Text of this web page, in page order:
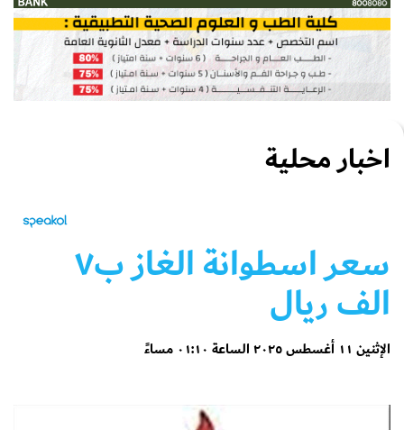
اخبار محلية
سعر اسطوانة الغاز ب٧
الف ريال
الإثنين ١١ أغسطس ٢٠٢٥ الساعة ٠١:١٠ مساءً